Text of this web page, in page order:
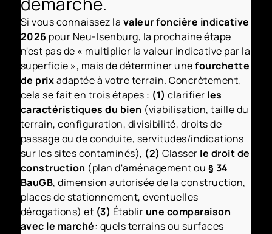
Si vous connaissez la valeur foncière indicative
2026 pour Neu-Isenburg, la prochaine étape
n'est pas de « multiplier la valeur indicative par la
superficie », mais de déterminer unefourchette
de prixadaptée à votre terrain. Concrètement,
cela se fait en trois étapes : (1) clarifier les
caractéristiques du bien (viabilisation, taille du
terrain, configuration, divisibilité, droits de
passage ou de conduite, servitudes/indications
sur les sites contaminés), (2) Classer le droit de
construction (plan d'aménagement ou § 34
BauGB, dimension autorisée de la construction,
places de stationnement, éventuelles
dérogations) et (3) Établir une comparaison
avec le marché: quels terrains ou surfaces